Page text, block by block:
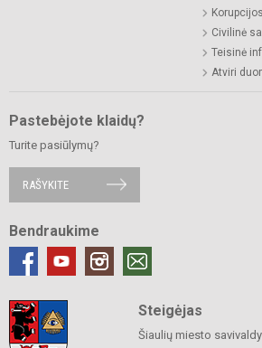
Civilinė
Teisinė
Atviri
Pastebėjote klaidų?
Turite pasiūlymų?
RAŠYKITE
Bendraukime
Steigėjas
Šiaulių miesto